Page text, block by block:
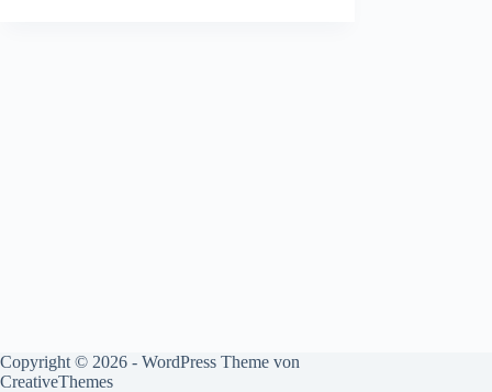
Copyright © 2026 - WordPress Theme von
CreativeThemes